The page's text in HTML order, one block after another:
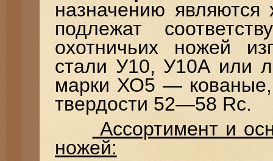
назначению
подлежат
охотничьих ножей
стали У10, У10А или
марки ХО5 — кованые,
твердости 52—58 Rс.
Ассортимент и
ножей: